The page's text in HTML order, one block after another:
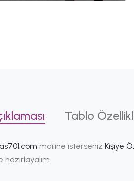
Tablo
mailine isterseniz Kişiye